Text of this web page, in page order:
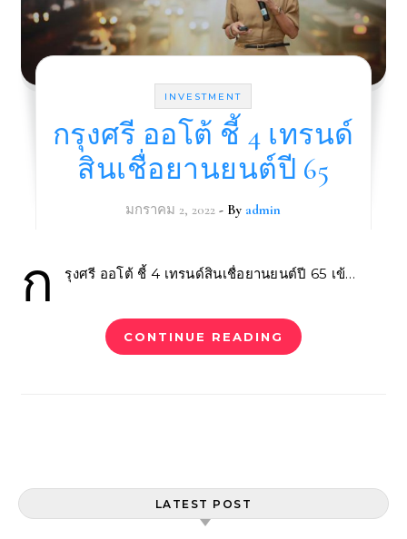
INVESTMENT
กรุงศรี ออโต้ ชี้ 4 เทรนด์
สินเชื่อยานยนต์ปี 65
มกราคม 2, 2022 - By admin
ก รุงศรี ออโต้ ชี้ 4 เทรนด์สินเชื่อยานยนต์ปี 65 เข้…
CONTINUE READING
LATEST POST